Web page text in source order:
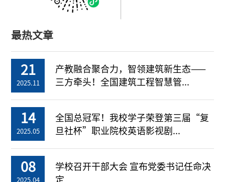
最热文章
21
2025.11
产教融合聚合力，智领建筑新生态——
三方牵头！全国建筑工程智慧管...
14
2025.05
全国总冠军！我校学子荣登第三届“复
旦社杯”职业院校英语影视剧...
08
2025.04
学校召开干部大会 宣布党委书记任命决
定